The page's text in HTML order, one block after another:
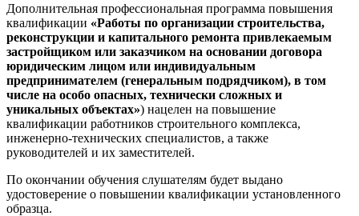
Дополнительная профессиональная программа повышения
квалификации «Работы по организации строительства,
реконструкции и капитального ремонта привлекаемым
застройщиком или заказчиком на основании договора
юридическим лицом или индивидуальным
предпринимателем (генеральным подрядчиком), в том
числе на особо опасных, технически сложных и
уникальных объектах») нацелен на повышение
квалификации работников строительного комплекса,
инженерно-технических специалистов, а также
руководителей и их заместителей.
По окончании обучения слушателям будет выдано
удостоверение о повышении квалификации установленного
образца.